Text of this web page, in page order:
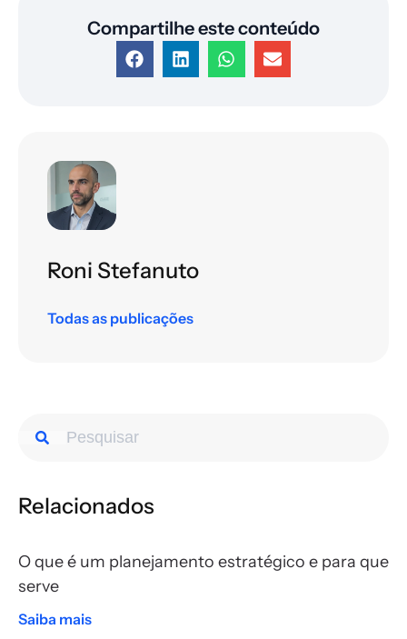
Compartilhe este conteúdo
Roni Stefanuto
Todas as publicações
Relacionados
O que é um planejamento estratégico e para que
serve
Saiba mais